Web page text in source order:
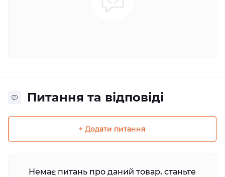
Питання та відповіді
+ Додати питання
Немає питань про даний товар, станьте